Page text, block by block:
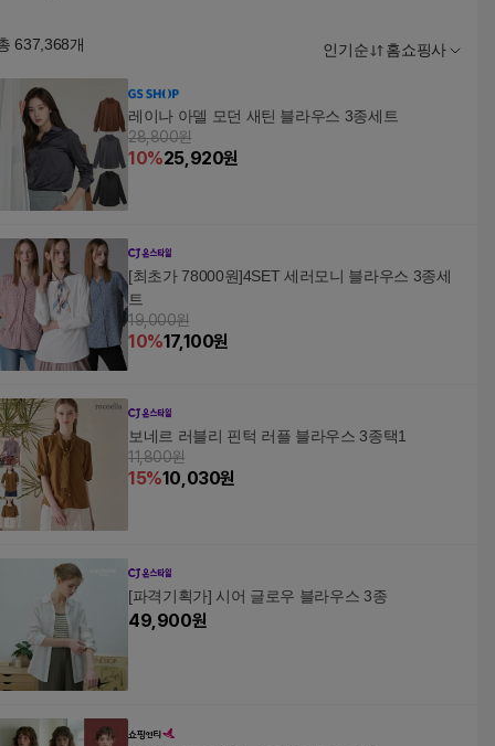
637,368개 인기순 홈쇼핑사
레이나 아델 모던 새틴 블라우스 3종세트
28,800원
10%25,920원
[최초가 78000원]4SET 세러모니 블라우스 3종세
트
19,000원
10%17,100원
보네르 러블리 핀턱 러플 블라우스 3종택1
11,800원
15%10,030원
[파격기획가] 시어 글로우 블라우스 3종
49,900원